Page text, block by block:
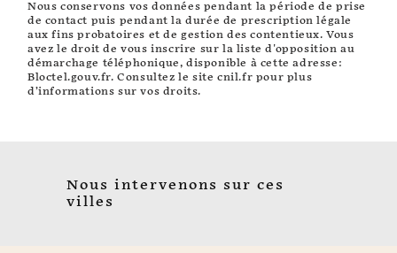
Nous conservons vos données pendant la période de prise
de contact puis pendant la durée de prescription légale
aux fins probatoires et de gestion des contentieux. Vous
avez le droit de vous inscrire sur la liste d'opposition au
démarchage téléphonique, disponible à cette adresse:
Bloctel.gouv.fr. Consultez le site cnil.fr pour plus
d’informations sur vos droits.
Nous intervenons sur ces
villes